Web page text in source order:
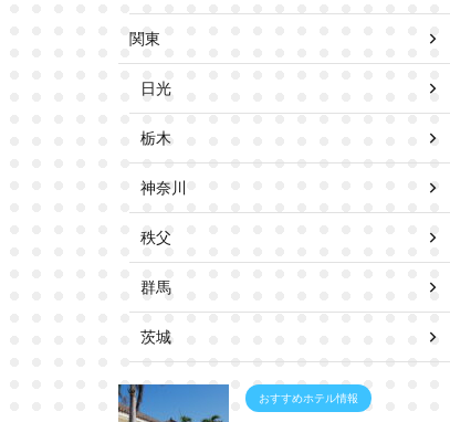
関東
日光
栃木
神奈川
秩父
群馬
茨城
おすすめホテル情報